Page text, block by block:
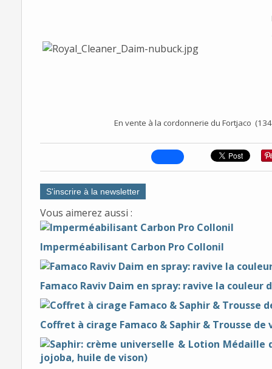
En vente à la cordonnerie du Fortjaco
S'inscrire à la newsletter
Vous aimerez aussi :
Imperméabilisant Carbon Pro Collonil
Famaco Raviv Daim en spray: ravive la couleur
Coffret à cirage Famaco & Saphir & Trousse de